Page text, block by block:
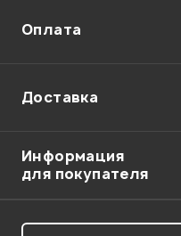
Оплата
Доставка
Информация
для покупателя